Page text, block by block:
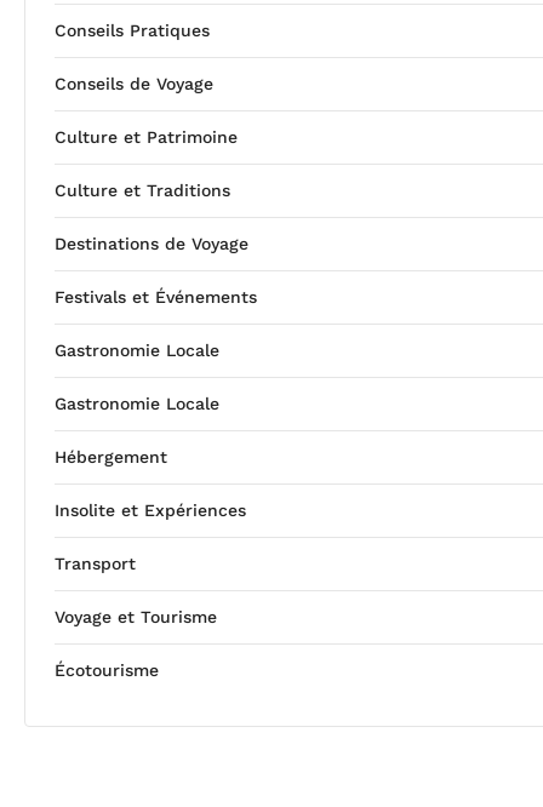
Conseils Pratiques
Conseils de Voyage
Culture et Patrimoine
Culture et Traditions
Destinations de Voyage
Festivals et Événements
Gastronomie Locale
Gastronomie Locale
Hébergement
Insolite et Expériences
Transport
Voyage et Tourisme
Écotourisme